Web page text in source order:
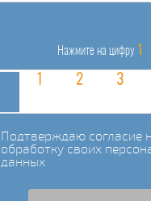
Нажмите на цифру 1
Подтверждаю согласие
обработку своих
данных